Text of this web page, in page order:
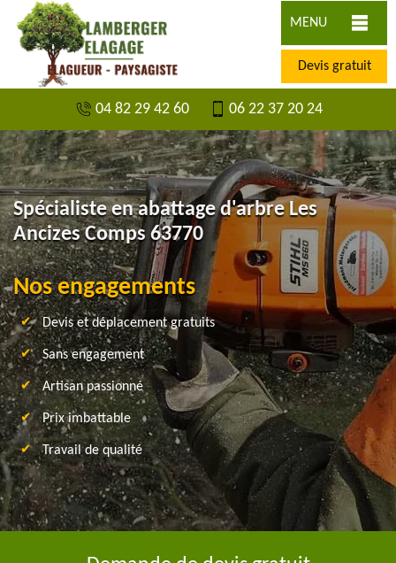
MENU
Devis gratuit
04 82 29 42 60 06 22 37 20 24
Spécialiste en abattage d'arbre Les
Ancizes Comps 63770
Nos engagements
Devis et déplacement gratuits
Sans engagement
Artisan passionné
Prix imbattable
Travail de qualité